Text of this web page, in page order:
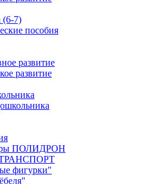
(6-7)
пособия
развитие
развитие
ПОЛИДРОН
ТРАНСПОРТ
фигурки"